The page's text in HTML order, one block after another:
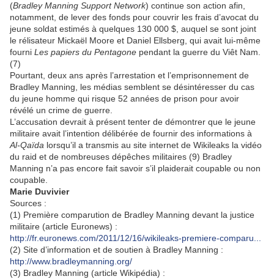
(Bradley Manning Support Network) continue son action afin,
notamment, de lever des fonds pour couvrir les frais d’avocat du
jeune soldat estimés à quelques 130 000 $, auquel se sont joint
le rélisateur Mickaël Moore et Daniel Ellsberg, qui avait lui-même
fourni Les papiers du Pentagone pendant la guerre du Viêt Nam.
(7)
Pourtant, deux ans après l’arrestation et l’emprisonnement de
Bradley Manning, les médias semblent se désintéresser du cas
du jeune homme qui risque 52 années de prison pour avoir
révélé un crime de guerre.
L’accusation devrait à présent tenter de démontrer que le jeune
militaire avait l’intention délibérée de fournir des informations à
Al-Qaïda lorsqu’il a transmis au site internet de Wikileaks la vidéo
du raid et de nombreuses dépêches militaires (9) Bradley
Manning n’a pas encore fait savoir s’il plaiderait coupable ou non
coupable.
Marie Duvivier
Sources :
(1) Première comparution de Bradley Manning devant la justice
militaire (article Euronews) :
http://fr.euronews.com/2011/12/16/wikileaks-premiere-comparu...
(2) Site d’information et de soutien à Bradley Manning :
http://www.bradleymanning.org/
(3) Bradley Manning (article Wikipédia) :